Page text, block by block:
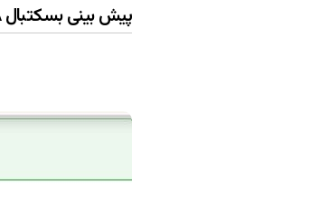
پیش بینی بسکتبال NBA ؛ تورنتو رپترز – میلواکی باکس